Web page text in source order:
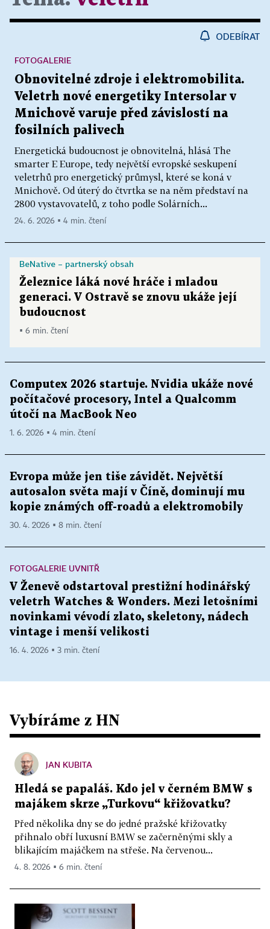
ODEBÍRAT
Obnovitelné zdroje i elektromobilita.
Veletrh nové energetiky Intersolar v
Mnichově varuje před závislostí na
fosilních palivech
Energetická budoucnost je obnovitelná, hlásá The
smarter E Europe, tedy největší evropské seskupení
veletrhů pro energetický průmysl, které se koná v
Mnichově. Od úterý do čtvrtka se na něm představí na
2800 vystavovatelů, z toho podle Solárních...
FOTOGALERIE
24. 6. 2026 ▪ 4 min. čtení
BeNative – partnerský obsah
Železnice láká nové hráče i mladou
generaci. V Ostravě se znovu ukáže její
budoucnost
▪ 6 min. čtení
Computex 2026 startuje. Nvidia ukáže nové
počítačové procesory, Intel a Qualcomm
útočí na MacBook Neo
1. 6. 2026 ▪ 4 min. čtení
Evropa může jen tiše závidět. Největší
autosalon světa mají v Číně, dominují mu
kopie známých off-roadů a elektromobily
30. 4. 2026 ▪ 8 min. čtení
FOTOGALERIE UVNITŘ
V Ženevě odstartoval prestižní hodinářský
veletrh Watches & Wonders. Mezi letošními
novinkami vévodí zlato, skeletony, nádech
vintage i menší velikosti
16. 4. 2026 ▪ 3 min. čtení
Vybíráme z HN
JAN KUBITA
Hledá se papaláš. Kdo jel v černém BMW s
majákem skrze „Turkovu“ křižovatku?
Před několika dny se do jedné pražské křižovatky
přihnalo obří luxusní BMW se začerněnými skly a
blikajícím majáčkem na střeše. Na červenou...
4. 8. 2026 ▪ 6 min. čtení